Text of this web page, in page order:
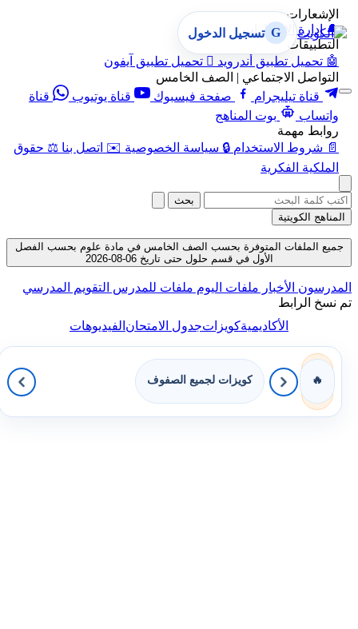
الإشعارات
🔔 إدارة الإشعارات
التطبيقات
🤖 تحميل تطبيق أندرويد  تحميل تطبيق آيفون
التواصل الاجتماعي | الصف الخامس
قناة تيليجرام
صفحة فيسبوك قناة يوتيوب
قناة
واتساب
بوت المناهج
روابط مهمة
📄 شروط الاستخدام 🔒 سياسة الخصوصية ✉️ اتصل بنا ⚖️ حقوق
الملكية الفكرية
G تسجيل الدخول
بحث
المناهج الكويتية
جميع الملفات المتوفرة بحسب الصف الخامس في مادة علوم بحسب الفصل
الأول في قسم حلول حتى تاريخ 06-08-2026
المدرسون الأخبار ملفات اليوم ملفات للمدرس التقويم المدرسي
تم نسخ الرابط
الأكاديميةكويزاتجدول الامتحانالفيديوهات
🔥 كويزات لجميع الصفوف